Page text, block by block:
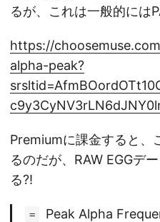
るが、これは一般的には
https://
alpha-peak?
Premiumに課金すると、
るのだが、RAW EGGデ
る?!
= Peak Alpha